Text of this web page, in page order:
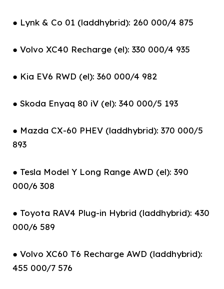
● Lynk & Co 01 (laddhybrid): 260 000/4 875
● Volvo XC40 Recharge (el): 330 000/4 935
● Kia EV6 RWD (el): 360 000/4 982
● Skoda Enyaq 80 iV (el): 340 000/5 193
● Mazda CX-60 PHEV (laddhybrid): 370 000/5
893
● Tesla Model Y Long Range AWD (el): 390
000/6 308
● Toyota RAV4 Plug-in Hybrid (laddhybrid): 430
000/6 589
● Volvo XC60 T6 Recharge AWD (laddhybrid):
455 000/7 576